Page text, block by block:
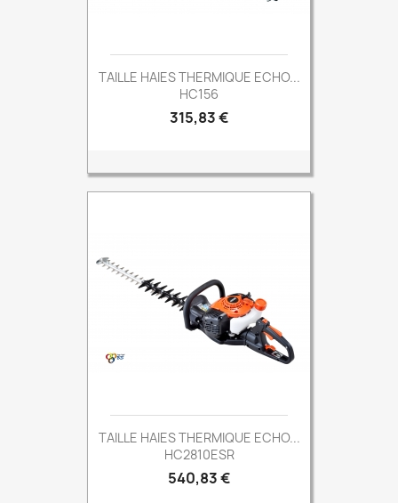
TAILLE HAIES THERMIQUE ECHO...
HC156
Prix
315,83 €
TAILLE HAIES THERMIQUE ECHO...
HC2810ESR
Prix
540,83 €